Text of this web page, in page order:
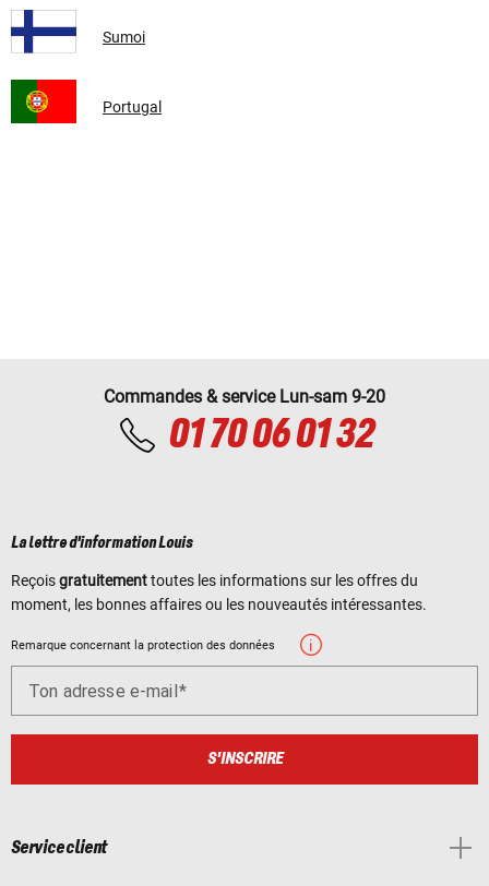
Sumoi
Portugal
Commandes & service Lun-sam 9-20
01 70 06 01 32
La lettre d'information Louis
Reçoisgratuitementtoutes les informations sur les offres du
moment, les bonnes affaires ou les nouveautés intéressantes.
Remarque concernant la protection des données
Ton adresse e-mail
S'INSCRIRE
Service client